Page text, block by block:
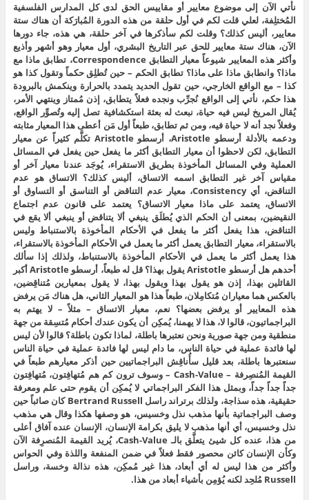
نأتي الآن إلى موضوع معايير أو مقاييس الحق لدى كل المدارس الفلسفية
المُختلِفة، لعلي قلت لكم في أول حلقة من هذه الدورة المُبارَكة أن هناك ستة
معايير، أليس كذلك؟ وقلت لكم سأذكرها في آخر حلقة، هي هذه، جاء دورها
الآن، هناك ستة معايير للحق عبر التاريخ البشري، أول معيار وهو أشهر وأذيع
وأكثر هذه المعايير شيوعاً معيار التطابق Correspondence، تطابق ماذا مع
ماذا؟ وانطابق ماذا على ماذا؟ تطابق الحكم – حين تُطلِق حكماً وتقول كذا هو
كذا – مع الواقع الخارجي، حين تقول الحديد يتمدد بالحرارة وينكمش بالبرودة
هذا حكم، نأتي إلى الواقع نُجرِّب ونجده فعلاً يتطابق، إذن مُمتاز وينتهي الأمر،
يُقال المريخ ليس فيه حياة، نبعث له بعثة استكشافية تصل إليه وتُصوِّر الواقع،
وفعلاً نجد أنه لا حياة فيه، ومن ثم تطابق، طبعاً أول مَن أعطى هذا المعيار مثابته
ودعمه بالأدلة أرسطو Aristotle، أرسطو Aristotle تكلَّم كثيراً عن معيار
التطابق، لكن لاحظوا أن معيار التطابق أكثر ما يفعل حين يفعل في المسائل
العملية وفي المسائل المأخوذة بطريق الاستقراء، يُوجَد عندنا معيار آخر أو
مقياس آخر غير التطابق اسمه الاتساق، أليس كذلك؟ الاتساق هو عدم
التناقض، أي Consistency، معيار عدم التناقض أو التناسق أو التساوق أو
الاتساق، يعتمد على ماذا معيار الاتساق؟ يعتمد على قانون عدم اجتماع
النقيضين، بمعنى أن الحكم الذي يُطلَق ينبغي ألا يتناقض أو ينبغي ألا يقع في
التناقض، هذا يفعل أكثر ما يفعل في الأحكام المأخوذة بالاستنباط وليس
بالاستقراء، معيار التطابق يعمل أكثر ما يعمل في الأحكام المأخوذة بالاستقراء،
هذا يعمل أكثر ما يعمل في الأحكام المأخوذة بالاستنباط، ولذلك إذا سألك
أحدهم هل أرسطو Aristotle يقول بهذا؟ قل له طبعاً، أرسطو Aristotle أكبر
القائلين بهذا، إذن هو يقول بهذا ويقول بهذا، لا يقول بمعيارين مُتناقِضين،
بالعكس هما معياران مُتكامِلان، طبعاً هذا هو المعيار الثاني، هل هناك مَن يرفض
هذه المعايير أو يرفض بعضها؟ نعم، معيار الاتساق – مثلاً – لا يهتم به
البراجماتيون، قالوا لا، هذا لا يهمنا، يُمكِن أن يكون عندك أحكام مُتسِقة من جهة
منطقية ومن جهة صورية ونحن نعتبرها باطلة، لماذا تكون باطلة؟ قالوا لأن ليس
لها فائدة عملية في حياة الناس، ما دام ليس لها فائدة عملية في حياة الناس
سنعتبرها باطلة، بعد قليل سأُناقِش البراجماتيين حين أذكر معيارهم طبعاً في
القيمة المُنصِرفة – Cash-Value – وسوف ترون كم هم مُتهافِتون، مُتهافِتون
جداً جداً جداً، وبمثل هذا الفكر البراجماتي لا يُمكِن أن يقوم حتى علم ومعرفة
حقيقية، هذه سذاجة، ولذلك برتراند راسل Bertrand Russell كان صائباً حين
وصف البراجماتية بأنها مذهب نذل وخسيس، هو وصفها هكذا وقال هي مذهب
نذل وخسيس، أي أنها مذهب لا يليق بكرامة الإنسان، الإنسان عنده آفاق أعلى
من هذا، عنده كل شيئ يتعلَّق بالـ Cash-Value، يُريد القيمة المُنصرِفة الآن
وكأن الإنسان كائن محصور فقط فعلاً في ضمن المنفعة واللذة وفي الحواس
وأكثر من هذا ليس له أي أبعاد، هذا غير مُمكِن، هذه نذالة وخسة، وراسل
Russell مُلحِد لكنه يُؤمِن بأشياء أبعاد من هذا.